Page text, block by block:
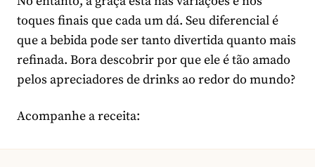
toques finais que cada um dá. Seu diferencial é
que a bebida pode ser tanto divertida quanto mais
refinada. Bora descobrir por que ele é tão amado
pelos apreciadores de drinks ao redor do mundo?
Acompanhe a receita: